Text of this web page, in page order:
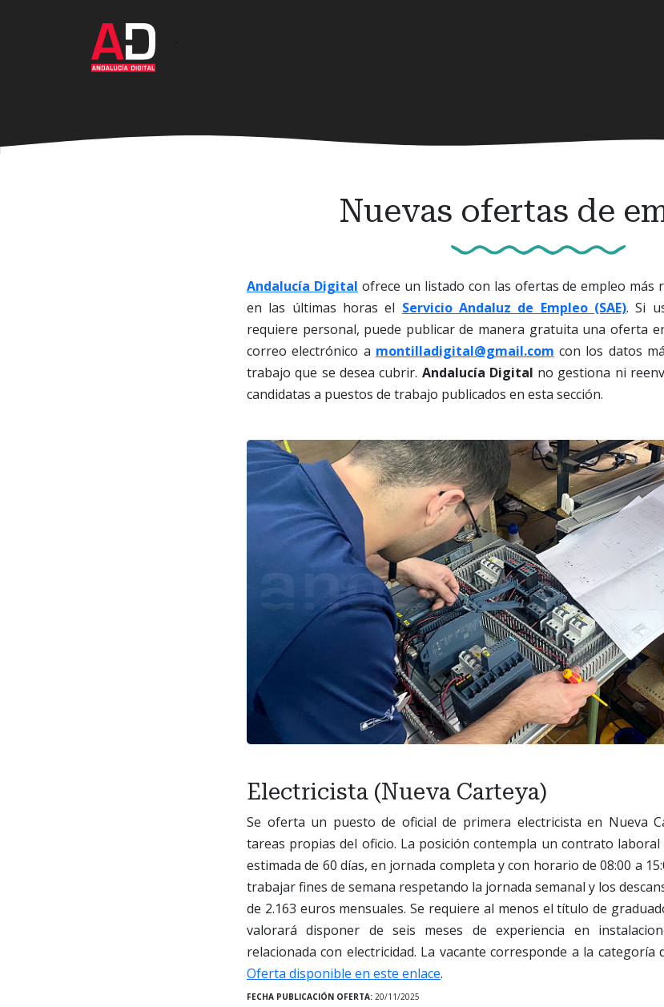
Nuevas ofertas de
Andalucía Digital ofrece un listado con las ofertas de empleo más
en las últimas horas el Servicio Andaluz de Empleo (SAE). Si
requiere personal, puede publicar de manera gratuita una oferta
correo electrónico a montilladigital@gmail.com con los datos
trabajo que se desea cubrir. Andalucía Digital no gestiona ni
candidatas a puestos de trabajo publicados en esta sección.
Electricista (Nueva Carteya)
Se oferta un puesto de oficial de primera electricista en Nueva
tareas propias del oficio. La posición contempla un contrato
estimada de 60 días, en jornada completa y con horario de 08:00 a
trabajar fines de semana respetando la jornada semanal y los
de 2.163 euros mensuales. Se requiere al menos el título de
valorará disponer de seis meses de experiencia en
relacionada con electricidad. La vacante corresponde a la categoría
Oferta disponible en este enlace.
FECHA PUBLICACIÓN OFERTA: 20/11/2025